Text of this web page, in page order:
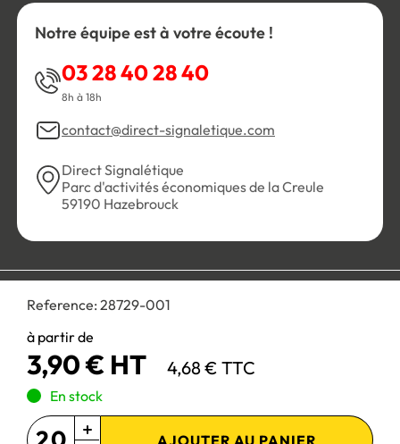
Reference: 28729-001
à partir de
3,90 € HT 4,68 € TTC
En stock
AJOUTER AU PANIER
Notre équipe est à votre écoute !
03 28 40 28 40
8h à 18h
contact@direct-signaletique.com
Direct Signalétique
Parc d'activités économiques de la Creule
59190 Hazebrouck
Personnaliser les cookies
Paiement 100% sécurisé :